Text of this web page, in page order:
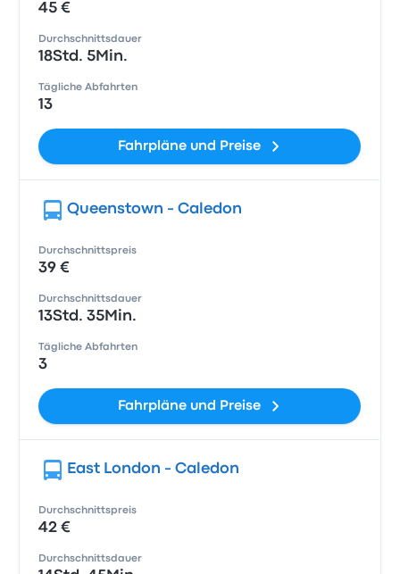
45 €
Durchschnittsdauer
18Std. 5Min.
Tägliche Abfahrten
13
Fahrpläne und Preise
Queenstown - Caledon
Durchschnittspreis
39 €
Durchschnittsdauer
13Std. 35Min.
Tägliche Abfahrten
3
Fahrpläne und Preise
East London - Caledon
Durchschnittspreis
42 €
Durchschnittsdauer